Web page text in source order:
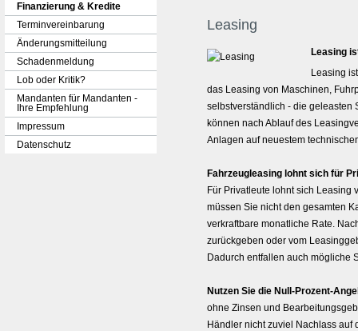
Finanzierung & Kredite
Terminvereinbarung
Änderungsmitteilung
Schadenmeldung
Lob oder Kritik?
Mandanten für Mandanten -
Ihre Empfehlung
Impressum
Datenschutz
Leasing
Leasing
Leasing
das Leasing von Maschinen,
selbstverständlich - die geleasten
können nach Ablauf des
Anlagen auf neuestem
Fahrzeugleasing lohnt sich für
Für Privatleute lohnt sich Leasing
müssen Sie nicht den gesamten
verkraftbare monatliche Rate.
zurückgeben oder vom
Dadurch entfallen auch mögliche
Nutzen Sie die Null-Prozent-
ohne Zinsen und
Händler nicht zuviel Nachlass auf